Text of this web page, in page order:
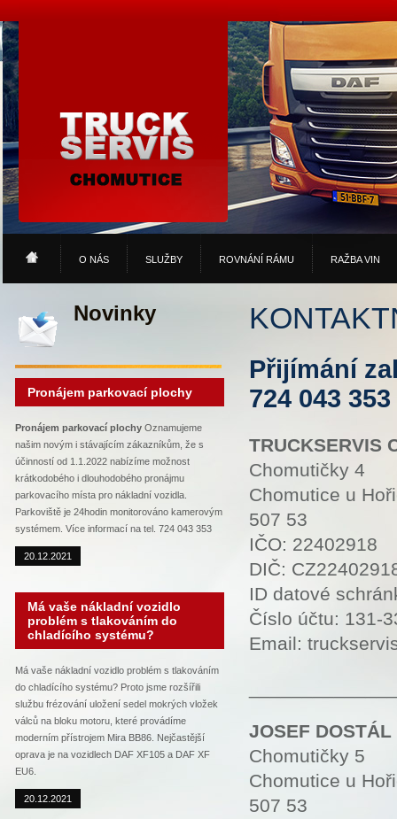
O NÁS SLUŽBY ROVNÁNÍ RÁMU RAŽBA VIN
Novinky
Pronájem parkovací plochy
Pronájem parkovací plochy Oznamujeme
našim novým i stávajícím zákazníkům, že s
účinností od 1.1.2022 nabízíme možnost
krátkodobého i dlouhodobého pronájmu
parkovacího místa pro nákladní vozidla.
Parkoviště je 24hodin monitorováno kamerovým
systémem. Více informací na tel. 724 043 353
20.12.2021
Má vaše nákladní vozidlo
problém s tlakováním do
chladícího systému?
Má vaše nákladní vozidlo problém s tlakováním
do chladícího systému? Proto jsme rozšířili
službu frézování uložení sedel mokrých vložek
válců na bloku motoru, které provádíme
moderním přístrojem Mira BB86. Nejčastější
oprava je na vozidlech DAF XF105 a DAF XF
EU6.
20.12.2021
Přijímání
724 043 353
TRUCKSERVIS
Chomutičky 4
Chomutice u
507 53
IČO: 22402918
DIČ:
ID datové
Číslo účtu: 131-
Email:
JOSEF
Chomutičky 5
Chomutice u
507 53